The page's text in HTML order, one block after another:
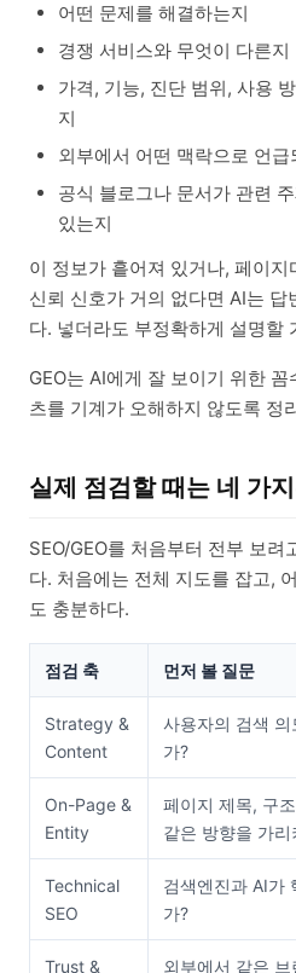
어떤 문제를 해결하는지
경쟁 서비스와 무엇이 다른지
가격, 기능, 진단 범위, 사용
지
외부에서 어떤 맥락으로 언급
공식 블로그나 문서가 관련
있는지
이 정보가 흩어져 있거나, 페이
신뢰 신호가 거의 없다면 AI는 답
다. 넣더라도 부정확하게 설명할
GEO는 AI에게 잘 보이기 위한
츠를 기계가 오해하지 않도록 정
실제 점검할 때는 네 가
SEO/GEO를 처음부터 전부 보려
다. 처음에는 전체 지도를 잡고,
도 충분하다.
점검 축 먼저 볼 질문
Strategy &
Content
사용자의 검색
가?
On-Page &
Entity
페이지 제목, 구
같은 방향을 가리
Technical
SEO
검색엔진과 AI가
가?
Trust &
외부에서 같은